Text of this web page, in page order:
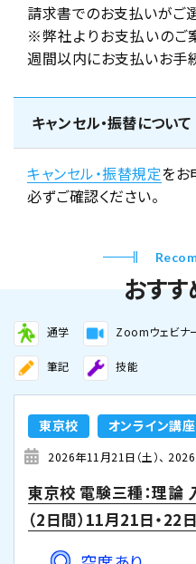
請求書でのお支払いがご
※弊社よりお支払いのご
週間以内にお支払いお手
キャンセル・振替について
キャンセル・振替規定をお
必ずご確認ください。
おす
通学 Zoomウェビナ
筆記 技能
東京校 オンライン講座
2026年11月21日（土） 2026
東京校 電験三種：理
（2日間）11月21日・22